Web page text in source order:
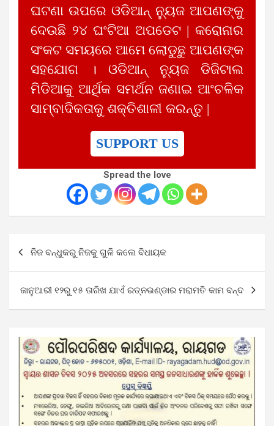
ଘଟଣା ଉପରେ ଓଡିଆନ୍ ନ୍ୟୁଜ ଆପଣଙ୍କୁ
ଦେଉଛି ୨୪ ଘଂଟିଆ ଅପଡେଟ | କରୋନାର
ସଂକଟ ସମୟରେ ଆମେ ଲୋଡୁଛୁ ଆପଣଙ୍କ
ସହଯୋଗ । ଓଡିଆନ୍ ନ୍ୟୁଜ ଡିଜିଟାଲ
ମିଡିଆକୁ ଆର୍ଥିକ ସମର୍ଥନ ଜଣାଇ ଆଂଚଳିକ
ସାମ୍ବାଦିକତାକୁ ଶକ୍ତିଶାଳୀ କରନ୍ତୁ |
SUPPORT US
Spread the love
navigation
ନିଜ ବନ୍ଧୁକରୁ ନିଜକୁ ଗୁଳି କଲେ ବିଧାୟକ
ଜାନୁଆରୀ ୧୨ରୁ ୧୫ ତାରିଖ ଯାଏଁ ରତ୍ନଭଣ୍ଡାର ମରାମତି କାମ ବନ୍ଦ